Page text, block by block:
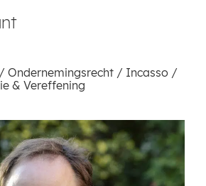
Ondernemingsrecht / Incasso /
& Vereffening